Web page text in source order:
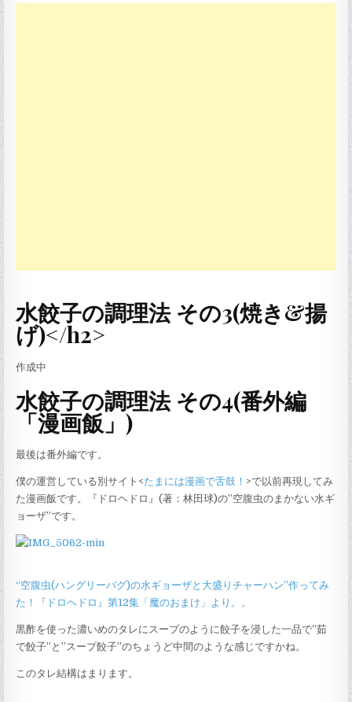
水餃子の調理法 その3(焼き&揚
げ)</h2>
作成中
水餃子の調理法 その4(番外編
「漫画飯」)
最後は番外編です。
僕の運営している別サイト<たまには漫画で舌鼓！ >で以前再現してみ
た漫画飯です。『ドロヘドロ』(著：林田球)の”空腹虫のまかない水ギ
ョーザ”です。
“空腹虫(ハングリーバグ)の水ギョーザと大盛りチャーハン”作ってみ
た！『ドロヘドロ』第12集「魔のおまけ」より。。
黒酢を使った濃いめのタレにスープのように餃子を浸した一品で”茹
で餃子”と”スープ餃子”のちょうど中間のような感じですかね。
このタレ結構はまります。